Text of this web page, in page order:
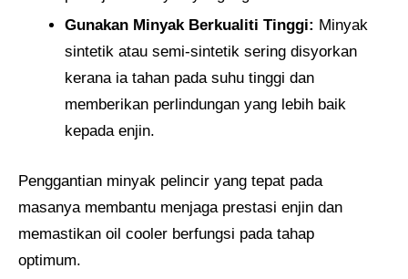
Gunakan Minyak Berkualiti Tinggi: Minyak
sintetik atau semi-sintetik sering disyorkan
kerana ia tahan pada suhu tinggi dan
memberikan perlindungan yang lebih baik
kepada enjin.
Penggantian minyak pelincir yang tepat pada
masanya membantu menjaga prestasi enjin dan
memastikan oil cooler berfungsi pada tahap
optimum.